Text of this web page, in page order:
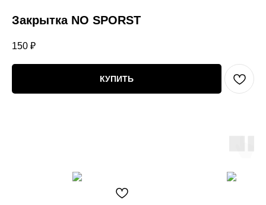
Закрытка NO SPORST
150 ₽
КУПИТЬ